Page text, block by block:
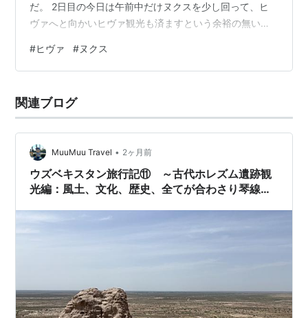
だ。 2日目の今日は午前中だけヌクスを少し回って、ヒ
ヴァへと向かいヒヴァ観光も済ますという余裕の無いス
が買ったラーメンヤクザを少し頂いた。また謎の日本要
素。 説明書きの日本語こそ怪しいが、味は至って普通と
ラカルパクスタン国立歴史文化博物館へ。ウズベキスタ
ンとは違い、展示されている衣服や布のデザインも遊牧
#ヒヴァ #ヌクス
関連ブログ
MuuMuu Travel • 2ヶ月前
ウズベキスタン旅行記⑪ ～古代ホレズム遺跡観
光編：風土、文化、歴史、全てが合わさり琴線に